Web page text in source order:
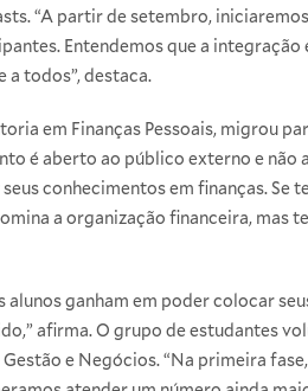
“A partir de setembro,
Entendemos que a integração
todos”, destaca.
em Finanças Pessoais, migrou
é aberto ao público externo e não
conhecimentos em finanças. Se
a organização financeira, mas
ganham em poder colocar
afirma. O grupo de estudantes
e Negócios. “Na primeira